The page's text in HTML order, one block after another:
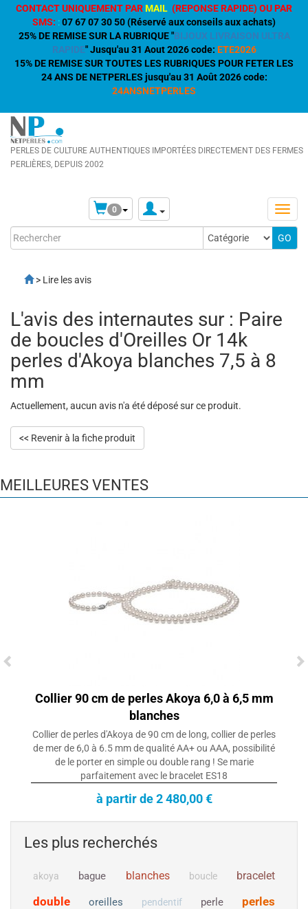
CONTACT UNIQUEMENT PARMAIL (REPONSE RAPIDE) OU PAR
SMS: :07 67 07 30 50 (Réservé aux conseils aux achats)
25% DE REMISE SUR LA RUBRIQUE "BIJOUX LIVRAISON ULTRA
RAPIDE" Jusqu'au 31 Aout 2026 code: ETE2026
15% DE REMISE SUR TOUTES LES RUBRIQUES POUR FETER LES
24 ANS DE NETPERLES jusqu'au 31 Août 2026 code:
24ANSNETPERLES
PERLES DE CULTURE AUTHENTIQUES IMPORTÉES DIRECTEMENT DES FERMES
PERLIÈRES, DEPUIS 2002
0
> Lire les avis
L'avis des internautes sur : Paire
de boucles d'Oreilles Or 14k
perles d'Akoya blanches 7,5 à 8
mm
Actuellement, aucun avis n'a été déposé sur ce produit.
<< Revenir à la fiche produit
MEILLEURES VENTES
Collier 90 cm de perles Akoya 6,0 à 6,5 mm
blanches
Collier de perles d'Akoya de 90 cm de long, collier de perles
de mer de 6,0 à 6.5 mm de qualité AA+ ou AAA, possibilité
de le porter en simple ou double rang ! Se marie
parfaitement avec le bracelet ES18
à partir de 2 480,00 €
Les plus recherchés
akoya bague blanches boucle bracelet
double oreilles pendentif perle perles